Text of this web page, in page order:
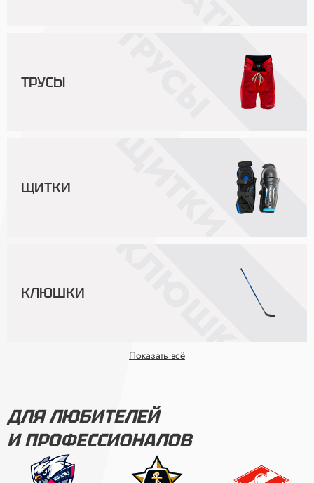
ТРУСЫ
ЩИТКИ
КЛЮШКИ
Показать всё
ДЛЯ ЛЮБИТЕЛЕЙ
И ПРОФЕССИОНАЛОВ